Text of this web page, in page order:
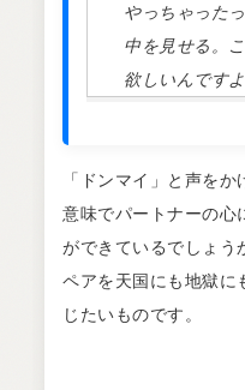
やっちゃった
中を見せる。
欲しいんです
「ドンマイ」と声を
意味でパートナーの心
ができているでしょう
ペアを天国にも地獄に
じたいものです。